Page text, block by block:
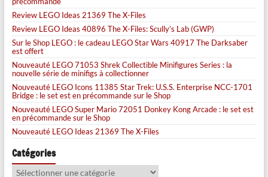
Review LEGO Ideas 21369 The X-Files
Review LEGO Ideas 40896 The X-Files: Scully’s Lab (GWP)
Sur le Shop LEGO : le cadeau LEGO Star Wars 40917 The Darksaber
est offert
Nouveauté LEGO 71053 Shrek Collectible Minifigures Series : la
nouvelle série de minifigs à collectionner
Nouveauté LEGO Icons 11385 Star Trek: U.S.S. Enterprise NCC-1701
Bridge : le set est en précommande sur le Shop
Nouveauté LEGO Super Mario 72051 Donkey Kong Arcade : le set est
en précommande sur le Shop
Nouveauté LEGO Ideas 21369 The X-Files
Catégories
Catégories